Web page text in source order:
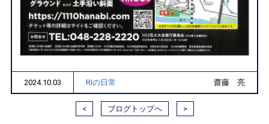
2024.10.03 RIの日常 齋藤 亮
< ブログトップへ >